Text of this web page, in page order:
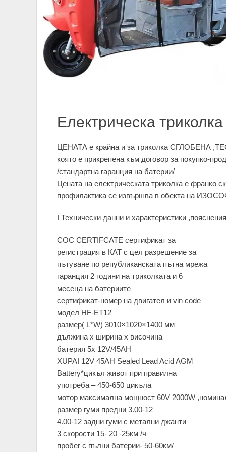
Електрическа
ЦЕНАТА е крайна и за триколка СГЛОБЕНА
която е прикрепена към договор за покупко-
/стандартна гаранция на батерии/
Цената на електрическата триколка е франко
профилактика се извършва в обекта на
I Технически данни и характеристики ,пояснения
CОС CERTIFCATE сертификат за
регистрация в КАТ с цел разрешение за
пътуване по републиканската пътна мрежа
гаранция 2 години на триколката и 6
месеца на батериите
сертификат-номер на двигател и vin code
модел HF-ET12
размер( L*W) 3010×1020×1400 мм
дължина х ширина х височина
батерия 5х 12V/45AH
XUPAI 12V 45AH Sealed Lead Acid AGM
Battery*цикъл живот при правилна
употреба – 450-650 цикъла
мотор максимална мощност 60V 2000W
размер гуми предни 3.00-12
4.00-12 задни гуми с метални джанти
3 скорости 15- 20 -25км /ч
пробег с пълни батерии- 50-60км/